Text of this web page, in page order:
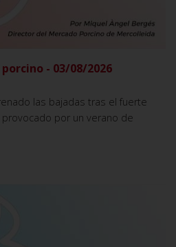
- 03/08/2026
las bajadas tras el fuerte
por un verano de